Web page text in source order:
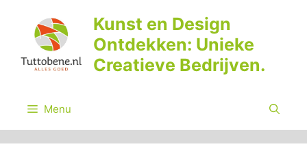
inhoud
Kunst en Design
Ontdekken: Unieke
Creatieve Bedrijven.
Menu